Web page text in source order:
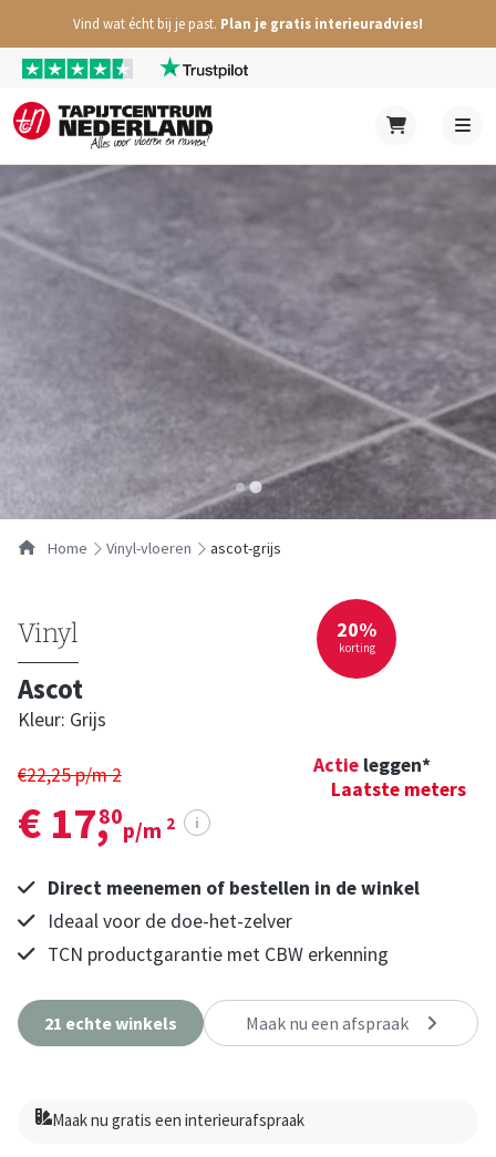
Vind wat écht bij je past. Plan je gratis interieuradvies!
Home vinyl-vloeren ascot-grijs
Vinyl
Ascot
Kleur: Grijs
€22,25 p/m2
€ 17,
80
p/m 2 i
Actie leggen*
Laatste meters
Direct meenemen of bestellen in de winkel
Ideaal voor de doe-het-zelver
TCN productgarantie met CBW erkenning
21 echte winkels Maak nu een afspraak
Maak nu gratis een interieurafspraak
20%
korting